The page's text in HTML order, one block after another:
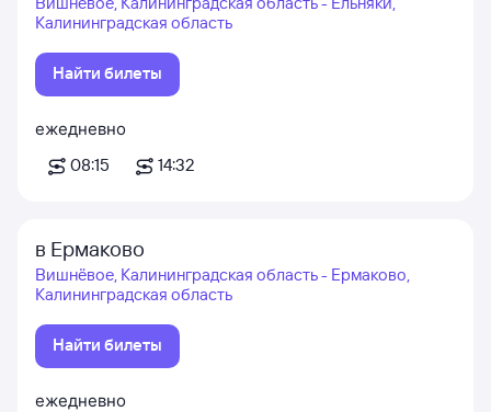
Калининградская область
Найти билеты
ежедневно
08:15
14:32
в Ермаково
Вишнёвое, Калининградская область - Ермаково,
Калининградская область
Найти билеты
ежедневно